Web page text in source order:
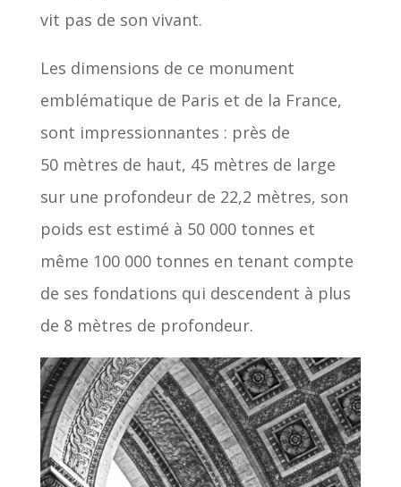
vit pas de son vivant.
Les dimensions de ce monument
emblématique de Paris et de la France,
sont impressionnantes : près de
50 mètres de haut, 45 mètres de large
sur une profondeur de 22,2 mètres, son
poids est estimé à 50 000 tonnes et
même 100 000 tonnes en tenant compte
de ses fondations qui descendent à plus
de 8 mètres de profondeur.